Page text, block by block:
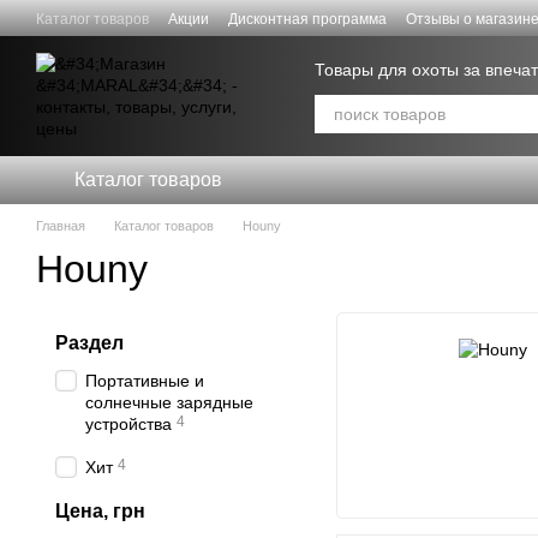
Перейти к основному контенту
Каталог товаров Акции Дисконтная программа Отзывы о магазине
Товары для охоты за
Каталог товаров
Главная Каталог товаров Houny
Houny
Раздел
Портативные и
солнечные зарядные
устройства 4
Хит 4
Цена, грн